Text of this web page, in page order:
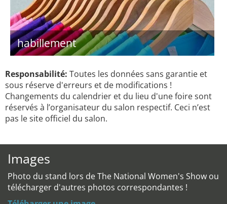
habillement
Responsabilité: Toutes les données sans garantie et
sous réserve d'erreurs et de modifications !
Changements du calendrier et du lieu d'une foire sont
réservés à l’organisateur du salon respectif. Ceci n’est
pas le site officiel du salon.
Images
Photo du stand lors de The National Women's Show ou
télécharger d'autres photos correspondantes !